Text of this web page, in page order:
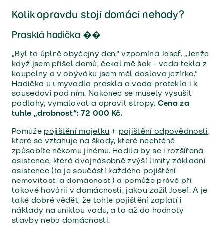
Kolik opravdu stojí domácí nehody?
Prasklá hadička ��
„Byl to úplně obyčejný den,“ vzpomíná Josef. „Jenže
když jsem přišel domů, čekal mě šok – voda tekla z
koupelny a v obýváku jsem měl doslova jezírko.“
Hadička u umyvadla praskla a voda protekla i k
sousedovi pod ním. Nakonec se musely vysušit
podlahy, vymalovat a opravit stropy. Cena za
tuhle „drobnost“: 72 000 Kč.
Pomůže pojištění majetku + pojištění odpovědnosti,
které se vztahuje na škody, které nechtěně
způsobíte někomu jinému. Hodila by se i rozšířená
asistence, která dvojnásobně zvýší limity základní
asistence (ta je součástí každého pojištění
nemovitosti a domácnosti) a pomůže právě při
takové havárii v domácnosti, jakou zažil Josef. A je
také dobré vědět, že tohle pojištění zaplatí i
náklady na uniklou vodu, a to až do hodnoty
stavby nebo domácnosti.